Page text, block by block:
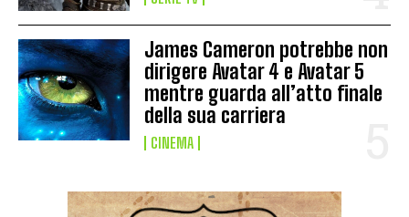
James Cameron potrebbe non
dirigere Avatar 4 e Avatar 5
mentre guarda all’atto finale
della sua carriera
CINEMA